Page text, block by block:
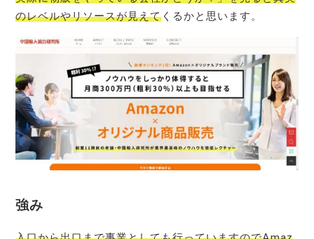
のレベルやリソースが見えて くるかと思います。
強み